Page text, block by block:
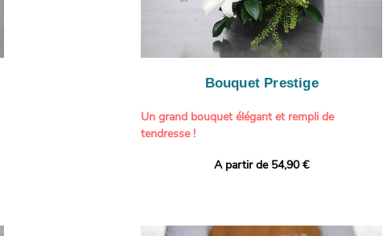
coucher de soleil au bois de pins, 1888
Crédits photo :classicpaintings / Alamy Stock
À offrir pour :
- Célébrer un anniversaire
- Remercier avec panache
- Apporter une touche florale à une maison de
Bouquet Prestige
Un grand bouquet élégant et rempli de
tendresse !
Offrez un instant de douceur avec ce bouquet
A partir de 54,90 €